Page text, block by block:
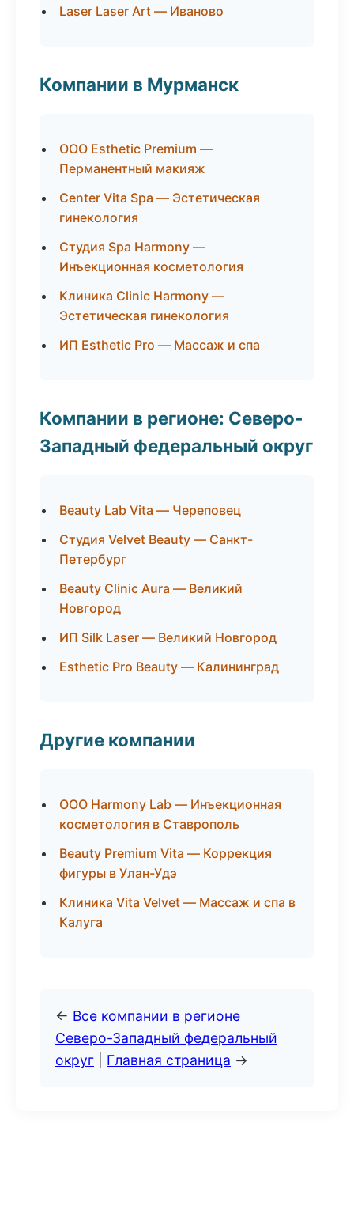
Laser Laser Art — Иваново
Компании в Мурманск
ООО Esthetic Premium —
Перманентный макияж
Center Vita Spa — Эстетическая
гинекология
Студия Spa Harmony —
Инъекционная косметология
Клиника Clinic Harmony —
Эстетическая гинекология
ИП Esthetic Pro — Массаж и спа
Компании в регионе: Северо-
Западный федеральный округ
Beauty Lab Vita — Череповец
Студия Velvet Beauty — Санкт-
Петербург
Beauty Clinic Aura — Великий
Новгород
ИП Silk Laser — Великий Новгород
Esthetic Pro Beauty — Калининград
Другие компании
ООО Harmony Lab — Инъекционная
косметология в Ставрополь
Beauty Premium Vita — Коррекция
фигуры в Улан-Удэ
Клиника Vita Velvet — Массаж и спа в
Калуга
← Все компании в регионе
Северо-Западный федеральный
округ
Главная страница →